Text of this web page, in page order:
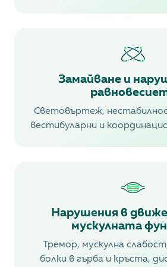
Замайване и
Световъртеж,
вестибуларни и
Нарушения в
мускулната
Тремор, мускулна
болки в гърба и кръста,